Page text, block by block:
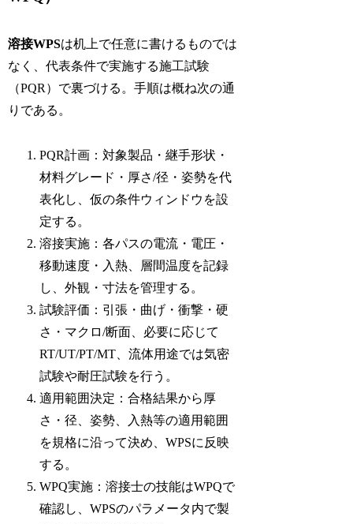
溶接WPSは机上で任意に書けるものでは
なく、代表条件で実施する施工試験
（PQR）で裏づける。手順は概ね次の通
りである。
PQR計画：対象製品・継手形状・
材料グレード・厚さ/径・姿勢を代
表化し、仮の条件ウィンドウを設
定する。
溶接実施：各パスの電流・電圧・
移動速度・入熱、層間温度を記録
し、外観・寸法を管理する。
試験評価：引張・曲げ・衝撃・硬
さ・マクロ/断面、必要に応じて
RT/UT/PT/MT、流体用途では気密
試験や耐圧試験を行う。
適用範囲決定：合格結果から厚
さ・径、姿勢、入熱等の適用範囲
を規格に沿って決め、WPSに反映
する。
WPQ実施：溶接士の技能はWPQで
確認し、WPSのパラメータ内で製